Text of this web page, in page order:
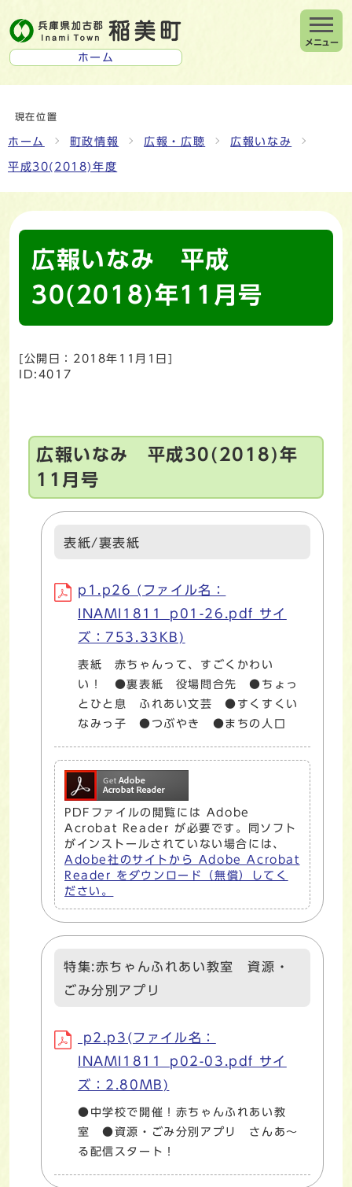
ホーム
メニュー
現在位置
ホーム 町政情報 広報・広聴 広報いなみ
平成30(2018)年度
広報いなみ 平成
30(2018)年11月号
[公開日： 2018年11月1日 ]
ID:4017
広報いなみ 平成30(2018)年
11月号
表紙/裏表紙
p1.p26 (ファイル名：
INAMI1811_p01-26.pdf サイ
ズ：753.33KB)
表紙 赤ちゃんって、すごくかわい
い！ ●裏表紙 役場問合先 ●ちょっ
とひと息 ふれあい文芸 ●すくすくい
なみっ子 ●つぶやき ●まちの人口
PDFファイルの閲覧には Adobe
Acrobat Reader が必要です。同ソフト
がインストールされていない場合には、
Adobe社のサイトから Adobe Acrobat
Reader をダウンロード（無償）してく
ださい。
特集:赤ちゃんふれあい教室 資源・
ごみ分別アプリ
p2.p3(ファイル名：
INAMI1811_p02-03.pdf サイ
ズ：2.80MB)
●中学校で開催！赤ちゃんふれあい教
室 ●資源・ごみ分別アプリ さんあ～
る配信スタート！